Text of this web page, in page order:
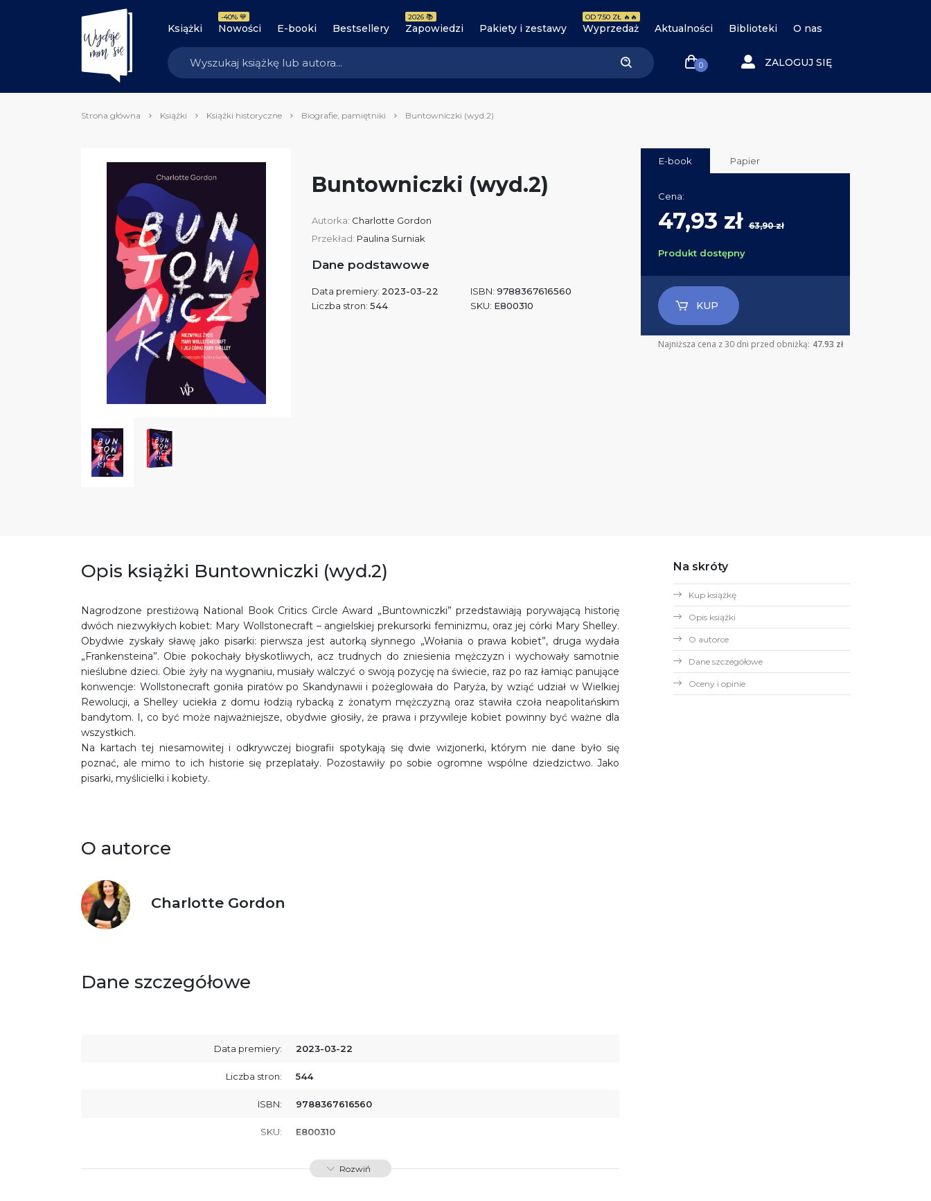
Książki Nowości
-40% 💙
E-booki Bestsellery Zapowiedzi
2026 📚
Pakiety i zestawy Wyprzedaż
OD 7.50 ZŁ 🔥🔥
Aktualności Biblioteki O nas
0 ZALOGUJ SIĘ
Strona główna Książki Książki historyczne Biografie, pamiętniki Buntowniczki (wyd.2)
Buntowniczki (wyd.2)
Autorka: Charlotte Gordon
Przekład: Paulina Surniak
Dane podstawowe
Data premiery: 2023-03-22
Liczba stron: 544
ISBN: 9788367616560
SKU: E800310
E-book Papier
Cena:
47,93 zł63,90 zł
Produkt dostępny
KUP
Najniższa cena z 30 dni przed obniżką: 47.93 zł
Opis książki Buntowniczki (wyd.2)
Nagrodzone prestiżową National Book Critics Circle Award „Buntowniczki” przedstawiają porywającą historię
dwóch niezwykłych kobiet: Mary Wollstonecraft – angielskiej prekursorki feminizmu, oraz jej córki Mary Shelley.
Obydwie zyskały sławę jako pisarki: pierwsza jest autorką słynnego „Wołania o prawa kobiet”, druga wydała
„Frankensteina”. Obie pokochały błyskotliwych, acz trudnych do zniesienia mężczyzn i wychowały samotnie
nieślubne dzieci. Obie żyły na wygnaniu, musiały walczyć o swoją pozycję na świecie, raz po raz łamiąc panujące
konwencje: Wollstonecraft goniła piratów po Skandynawii i pożeglowała do Paryża, by wziąć udział w Wielkiej
Rewolucji, a Shelley uciekła z domu łodzią rybacką z żonatym mężczyzną oraz stawiła czoła neapolitańskim
bandytom. I, co być może najważniejsze, obydwie głosiły, że prawa i przywileje kobiet powinny być ważne dla
wszystkich.
Na kartach tej niesamowitej i odkrywczej biografii spotykają się dwie wizjonerki, którym nie dane było się
poznać, ale mimo to ich historie się przeplatały. Pozostawiły po sobie ogromne wspólne dziedzictwo. Jako
pisarki, myślicielki i kobiety.
O autorce
Charlotte Gordon
Dane szczegółowe
Data premiery: 2023-03-22
Liczba stron: 544
ISBN: 9788367616560
SKU: E800310
zgodność produktu z przepisami:
Wydawnictwo Poznańskie Sp. z o.o.
ul. Fredry 8
61-701 Poznań
Rozwiń
Na skróty
Kup książkę
Opis książki
O autorce
Dane szczegółowe
Oceny i opinie